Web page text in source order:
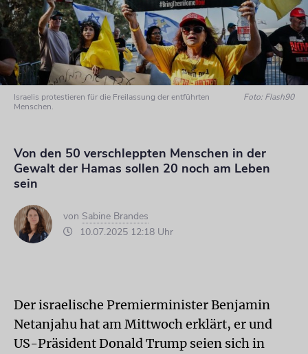
Israelis protestieren für die Freilassung der entführten
Menschen.
Foto: Flash90
Von den 50 verschleppten Menschen in der
Gewalt der Hamas sollen 20 noch am Leben
sein
von Sabine Brandes
10.07.2025 12:18 Uhr
Der israelische Premierminister Benjamin
Netanjahu hat am Mittwoch erklärt, er und
US-Präsident Donald Trump seien sich in